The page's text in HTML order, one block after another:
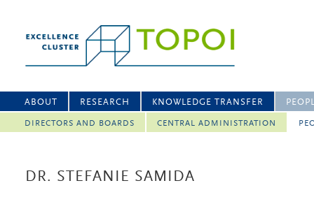
ABOUT RESEARCH KNOWLEDGE TRANSFER
DIRECTORS AND BOARDS CENTRAL ADMINISTRATION
DR. STEFANIE SAMIDA